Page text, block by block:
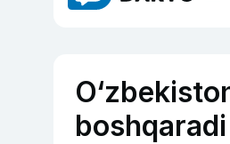
boshqaradi